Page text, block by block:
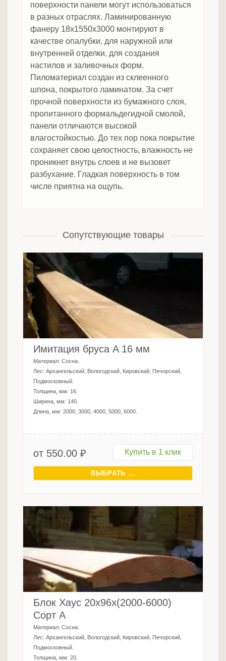
поверхности панели могут использоваться
в разных отраслях. Ламинированную
фанеру 18х1550х3000 монтируют в
качестве опалубки, для наружной или
внутренней отделки, для создания
настилов и заливочных форм.
Пиломатериал создан из склеенного
шпона, покрытого ламинатом. За счет
прочной поверхности из бумажного слоя,
пропитанного формальдегидной смолой,
панели отличаются высокой
влагостойкостью. До тех пор пока покрытие
сохраняет свою целостность, влажность не
проникнет внутрь слоев и не вызовет
разбухание. Гладкая поверхность в том
числе приятна на ощупь.
Сопутствующие товары
Имитация бруса A 16 мм
Материал: Сосна.
Лес: Архангельский, Вологодский, Кировский, Печорский,
Подмосковный.
Толщина, мм: 16.
Ширина, мм: 140.
Длина, мм: 2000, 3000, 4000, 5000, 6000.
от 550.00 ₽ Купить в 1 клик
ВЫБРАТЬ ...
Блок Хаус 20х96х(2000-6000)
Сорт А
Материал: Сосна.
Лес: Архангельский, Вологодский, Кировский, Печорский,
Подмосковный.
Толщина, мм: 20.